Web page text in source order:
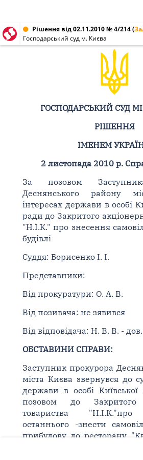
Рішення від 02.11.2010 № 4/214(
Господарський суд м. Києва
ГОСПОДАРСЬКИЙ СУД
РІШЕННЯ
ІМЕНЕМ
2 листопада 2010 р.
За позовом
Деснянського району
інтересах держави в особі
ради до Закритого
"Н.І.К." про знесення
будівлі
Суддя: Борисенко І. І.
Представники:
Від прокуратури: О. А. В.
Від позивача: не зявився
Від відповідача: Н. В. В. - дов.
ОБСТАВИНИ СПРАВИ:
Заступник прокурора
міста Києва звернувся до
держави в особі Київської
позовом до Закритого
товариства "Н.І.К."про
останнього -знести
прибудову до ресторану
Бальзака, 66 в м. Києва